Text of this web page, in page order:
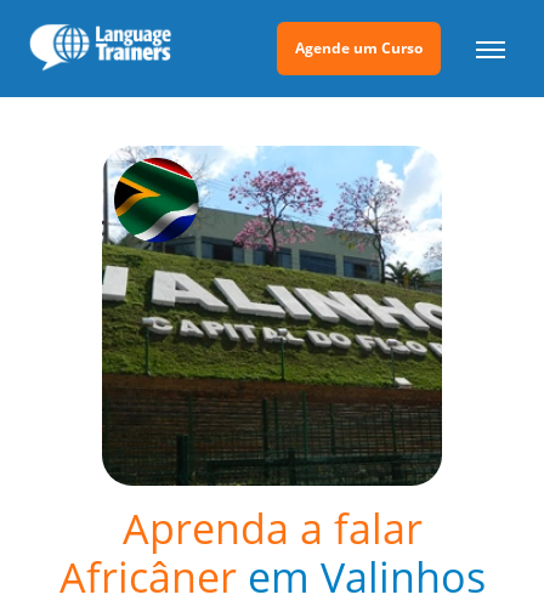
Agende um Curso
Aprenda a falar
Africânerem Valinhos